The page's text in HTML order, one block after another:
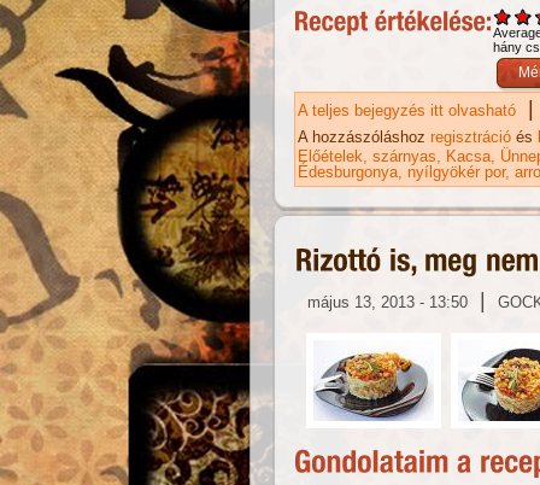
hány
A teljes bejegyzés itt olvasható |
A hozzászóláshoz regisztráció és
Előételek szárnyas Kacsa
Édesburgonya nyílgyökér por
május 13, 2013 - 13:50 |